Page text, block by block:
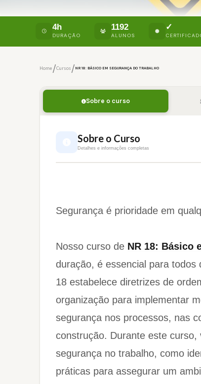
4h
DURAÇÃO
1192
ALUNOS
✓
Home/Cursos/ NR 18: BÁSICO EM SEGURANÇA DO TRABALHO
Sobre o curso
Sobre o Curso
Detalhes e informações completas
Segurança é prioridade em
​​​​​​​Nosso curso de NR 18: Básico
duração, é essencial para todos
18 estabelece diretrizes de
organização para implementar
segurança nos processos, nas
construção. Durante este
segurança no trabalho, como
práticas para assegurar um